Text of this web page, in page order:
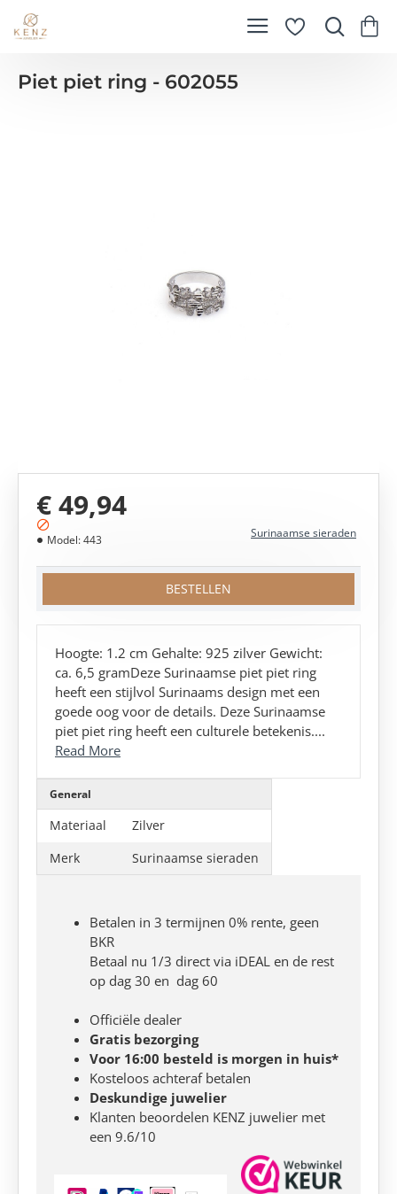
Piet piet ring - 602055
Model:443 Surinaamse sieraden
€ 49,94
BESTELLEN
Hoogte: 1.2 cm Gehalte: 925 zilver Gewicht:
ca. 6,5 gramDeze Surinaamse piet piet ring
heeft een stijlvol Surinaams design met een
goede oog voor de details. Deze Surinaamse
piet piet ring heeft een culturele betekenis....
Read More
General
Materiaal
Zilver
Merk
Surinaamse sieraden
Betalen in 3 termijnen 0% rente, geen
BKR
Betaal nu 1/3 direct via iDEAL en de rest
op dag 30 en dag 60
Officiële dealer
Gratis bezorging
Voor 16:00 besteld is morgen in huis*
Kosteloos achteraf betalen
Deskundige juwelier
Klanten beoordelen KENZ juwelier met
een 9.6/10